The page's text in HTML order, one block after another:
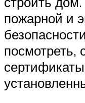
пожарной и
посмотреть,